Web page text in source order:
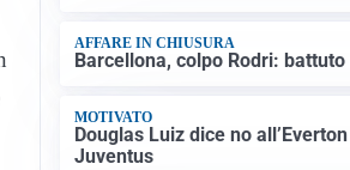
AFFARE IN CHIUSURA
Barcellona, colpo Rodri: battuto
MOTIVATO
Douglas Luiz dice no
Juventus